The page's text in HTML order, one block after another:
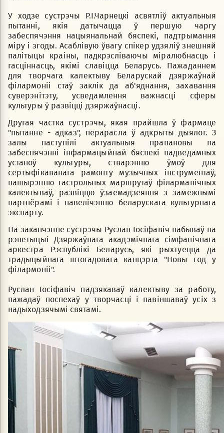
У ходзе сустрэчы Р.І.Чарнецкі асвятліў актуальныя
пытанні, якія датычацца ў першую чаргу
забеспячэння нацыянальнай бяспекі, падтрымання
міру і згоды. Асаблівую ўвагу спікер удзяліў знешняй
палітыцы краіны, падкрэсліваючы міралюбнасць і
гасціннасць, якімі славіцца Беларусь. Пажаданнем
для творчага калектыву Беларускай дзяржаўнай
філармоніі стаў заклік да аб'яднання, захавання
суверэнітэту, усведамлення важнасці сферы
культуры ў развіцці дзяржаўнасці.
Другая частка сустрэчы, якая прайшла ў фармаце
"пытанне - адказ", перарасла ў адкрыты дыялог. З
залы паступілі актуальныя прапановы па
забеспячэнні інфармацыйнай бяспекі падведамных
устаноў культуры, стварэнню ўмоў для
сертыфікаванага рамонту музычных інструментаў,
пашырэнню гастрольных маршрутаў філарманічных
калектываў, развіццю ўзаемадзеяння з замежнымі
партнёрамі і павелічэнню беларускага культурнага
экспарту.
На заканчэнне сустрэчы Руслан Іосіфавіч пабываў на
рэпетыцыі Дзяржаўнага акадэмічнага сімфанічнага
аркестра Рэспублікі Беларусь, які рыхтуецца да
традыцыйнага штогадовага канцэрта "Новы год у
філармоніі".
Руслан Іосіфавіч падзякаваў калектыву за работу,
пажадаў поспехаў у творчасці і павіншаваў усіх з
надыходзячымі святамі.